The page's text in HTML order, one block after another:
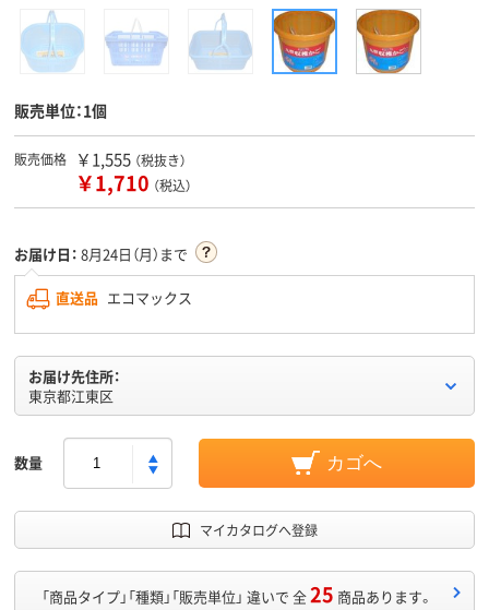
販売単位：1個
販売価格 ￥1,555 （税抜き）
￥1,710 （税込）
お届け日： 8月24日（月）まで
直送品 エコマックス
お届け先住所：
東京都江東区
数量 カゴへ
マイカタログへ登録
「商品タイプ」「種類」「販売単位」 違いで 全25 商品あります。